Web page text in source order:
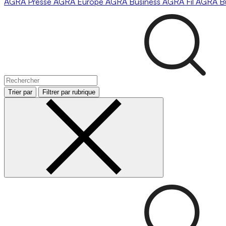
Trier par Filtrer par rubrique